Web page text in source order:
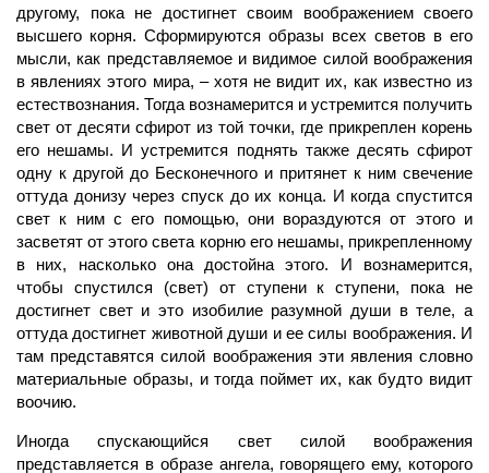
другому, пока не достигнет своим воображением своего
высшего корня. Сформируются образы всех светов в его
мысли, как представляемое и видимое силой воображения
в явлениях этого мира, – хотя не видит их, как известно из
естествознания. Тогда вознамерится и устремится получить
свет от десяти сфирот из той точки, где прикреплен корень
его нешамы. И устремится поднять также десять сфирот
одну к другой до Бесконечного и притянет к ним свечение
оттуда донизу через спуск до их конца. И когда спустится
свет к ним с его помощью, они вораздуются от этого и
засветят от этого света корню его нешамы, прикрепленному
в них, насколько она достойна этого. И вознамерится,
чтобы спустился (свет) от ступени к ступени, пока не
достигнет свет и это изобилие разумной души в теле, а
оттуда достигнет животной души и ее силы воображения. И
там представятся силой воображения эти явления словно
материальные образы, и тогда поймет их, как будто видит
воочию.
Иногда спускающийся свет силой воображения
представляется в образе ангела, говорящего ему, которого